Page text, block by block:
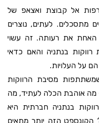
אל קבוצת ואצאפ של
מתסכלים. לעתים, נוצרים
האחת את רעותה. זה עשוי
בנתניה והאם כדאי
על העלויות.
מסיבת הרווקות
מה אוהבת הכלה לעתיד, מה
בנתניה חברתית היא
הזה יותר מתאים